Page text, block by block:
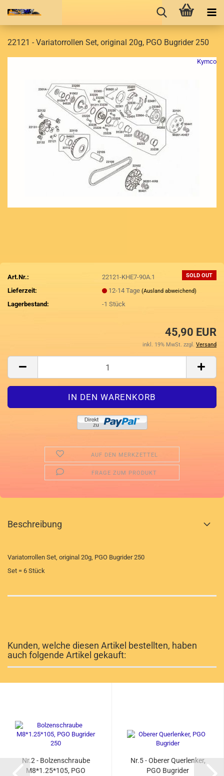
22121 - Variatorrollen Set, original 20g, PGO Bugrider 250
Kymco
SOLD OUT
Art.Nr.:
22121-KHE7-90A.1
Lieferzeit:
12-14 Tage(Ausland abweichend)
Lagerbestand: -1Stück
45,90 EUR
inkl. 19% MwSt. zzgl. Versand
AUF DEN MERKZETTEL
FRAGE ZUM PRODUKT
Beschreibung
Variatorrollen Set, original 20g, PGO Bugrider 250
Set = 6 Stück
Kunden, welche diesen Artikel bestellten, haben
auch folgende Artikel gekauft:
Nr.2 - Bolzenschraube
M8*1.25*105, PGO
Nr.5 - Oberer Querlenker,
PGO Bugrider